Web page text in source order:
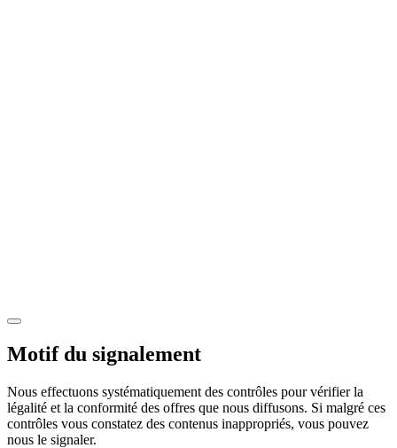
Motif du signalement
Nous effectuons systématiquement des contrôles pour vérifier la
légalité et la conformité des offres que nous diffusons. Si malgré ces
contrôles vous constatez des contenus inappropriés, vous pouvez
nous le signaler.